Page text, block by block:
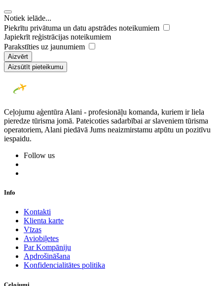
Notiek ielāde...
Piekrītu privātuma un datu apstrādes noteikumiem
Japiekrīt reģistrācijas noteikumiem
Parakstīties uz jaunumiem
Aizvērt
Aizsūtīt pieteikumu
Ceļojumu aģentūra Alani - profesionāļu komanda, kuriem ir liela
pieredze tūrisma jomā. Pateicoties sadarbībai ar slaveniem tūrisma
operatoriem, Alani piedāvā Jums neaizmirstamu atpūtu un pozitīvu
iespaidu.
Follow us
Info
Kontakti
Klienta karte
Vīzas
Aviobiļetes
Par Kompāniju
Apdrošināšana
Konfidencialitātes politika